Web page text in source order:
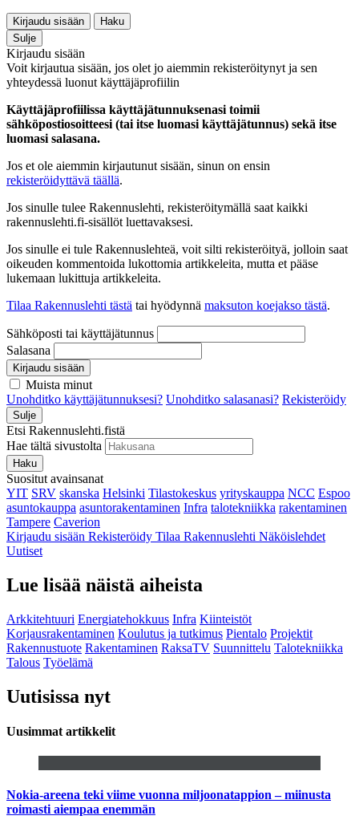
Kirjaudu sisään
Haku
Sulje
Kirjaudu sisään
Voit kirjautua sisään, jos olet jo aiemmin rekisteröitynyt ja sen
yhteydessä luonut käyttäjäprofiilin
Käyttäjäprofiilissa käyttäjätunnuksenasi toimii
sähköpostiosoitteesi (tai itse luomasi käyttäjätunnus) sekä itse
luomasi salasana.
Jos et ole aiemmin kirjautunut sisään, sinun on ensin
rekisteröidyttävä täällä.
Jos sinulle tulee Rakennuslehti, rekisteröitymällä saat kaikki
rakennuslehti.fi-sisällöt luettavaksesi.
Jos sinulle ei tule Rakennuslehteä, voit silti rekisteröityä, jolloin saat
oikeuden kommentoida lukottomia artikkeleita, mutta et pääse
lukemaan lukittuja artikkeleita.
Tilaa Rakennuslehti tästä tai hyödynnä maksuton koejakso tästä.
Sähköposti tai käyttäjätunnus
Salasana
Kirjaudu sisään
Muista minut
Unohditko käyttäjätunnuksesi? Unohditko salasanasi? Rekisteröidy
Sulje
Etsi Rakennuslehti.fistä
Hae tältä sivustolta
Haku
Suositut avainsanat
YIT SRV skanska Helsinki Tilastokeskus yrityskauppa NCC Espoo
asuntokauppa asuntorakentaminen Infra talotekniikka rakentaminen
Tampere Caverion
Kirjaudu sisään Rekisteröidy Tilaa Rakennuslehti Näköislehdet
Uutiset
Lue lisää näistä aiheista
Arkkitehtuuri Energiatehokkuus Infra Kiinteistöt
Korjausrakentaminen Koulutus ja tutkimus Pientalo Projektit
Rakennustuote Rakentaminen RaksaTV Suunnittelu Talotekniikka
Talous Työelämä
Uutisissa nyt
Uusimmat artikkelit
Nokia-areena teki viime vuonna miljoonatappion – miinusta
roimasti aiempaa enemmän